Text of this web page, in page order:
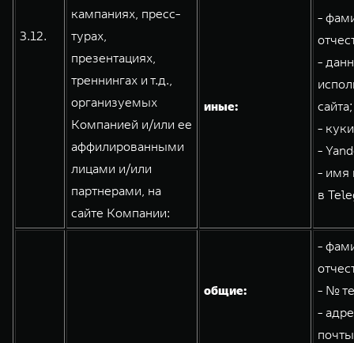
3.12.
кампаниях, пресс-
турах,
презентациях,
треннингах и т.д.,
организуемых
Компанией и/или ее
аффилированными
лицами и/или
партнерами, на
сайте Компании:
иные:
-
-
сайта;
-
-
- имя
в
общие:
-
- №
-